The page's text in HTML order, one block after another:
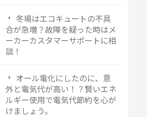
冬場はエコキュートの不具
合が急増？故障を疑った時はメ
ーカーカスタマーサポートに相
談！
オール電化にしたのに、意
外と電気代が高い！？賢いエネ
ルギー使用で電気代節約を心が
けましょう。